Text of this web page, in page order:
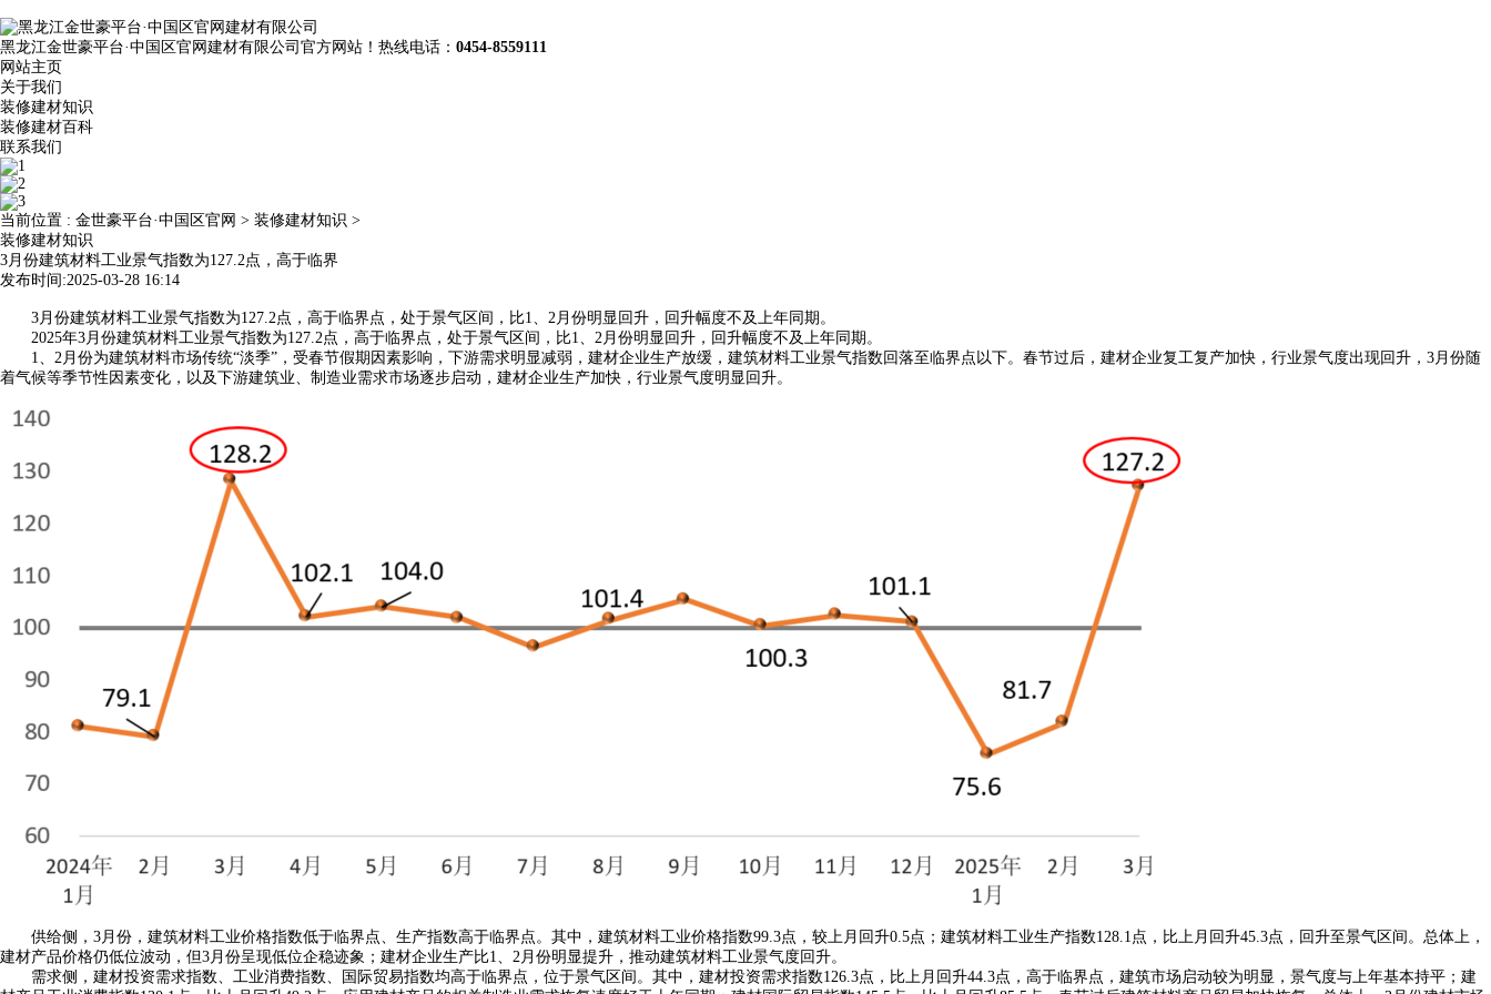
黑龙江金世豪平台·中国区官网建材有限公司官方网站！热线电话： 0454-8559111
网站主页
关于我们
装修建材知识
装修建材百科
联系我们
当前位置 : 金世豪平台·中国区官网 > 装修建材知识 >
装修建材知识
3月份建筑材料工业景气指数为127.2点，高于临界
发布时间:2025-03-28 16:14
3月份建筑材料工业景气指数为127.2点，高于临界点，处于景气区间，比1、2月份明显回升，回升幅度不及上年同期。
2025年3月份建筑材料工业景气指数为127.2点，高于临界点，处于景气区间，比1、2月份明显回升，回升幅度不及上年同期。
1、2月份为建筑材料市场传统“淡季”，受春节假期因素影响，下游需求明显减弱，建材企业生产放缓，建筑材料工业景气指数回落至临界点以下。春节过后，建材企业复工复产加快，行业景气度出现回升，3月份随
着气候等季节性因素变化，以及下游建筑业、制造业需求市场逐步启动，建材企业生产加快，行业景气度明显回升。
供给侧，3月份，建筑材料工业价格指数低于临界点、生产指数高于临界点。其中，建筑材料工业价格指数99.3点，较上月回升0.5点；建筑材料工业生产指数128.1点，比上月回升45.3点，回升至景气区间。总体上，
建材产品价格仍低位波动，但3月份呈现低位企稳迹象；建材企业生产比1、2月份明显提升，推动建筑材料工业景气度回升。
需求侧，建材投资需求指数、工业消费指数、国际贸易指数均高于临界点，位于景气区间。其中，建材投资需求指数126.3点，比上月回升44.3点，高于临界点，建筑市场启动较为明显，景气度与上年基本持平；建